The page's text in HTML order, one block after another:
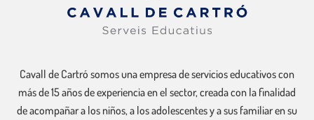
Cavall de Cartró somos una empresa de servicios educativos con
más de 15 años de experiencia en el sector, creada con la finalidad
de acompañar a los niños, a los adolescentes y a sus familiar en su